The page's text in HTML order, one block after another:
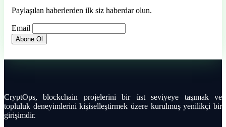
Paylaşılan haberlerden ilk siz haberdar olun.
Email
CryptOps, blockchain projelerini bir üst seviyeye taşımak ve
topluluk deneyimlerini kişiselleştirmek üzere kurulmuş yenilikçi bir
girişimdir.